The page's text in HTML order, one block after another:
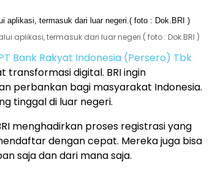
aplikasi, termasuk dari luar negeri.( foto : Dok.BRI )
Bank Rakyat Indonesia (Persero) Tbk
transformasi digital. BRI ingin
perbankan bagi masyarakat Indonesia.
tinggal di luar negeri.
menghadirkan proses registrasi yang
dengan cepat. Mereka juga bisa
saja dan dari mana saja.